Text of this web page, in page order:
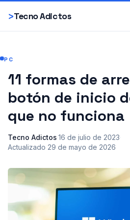
>Tecno Adictos
Smartphones
PC
11 formas de
botón de inicio
que no funciona
Tecno Adictos·16 de julio de 2023·
Actualizado 29 de mayo de 2026